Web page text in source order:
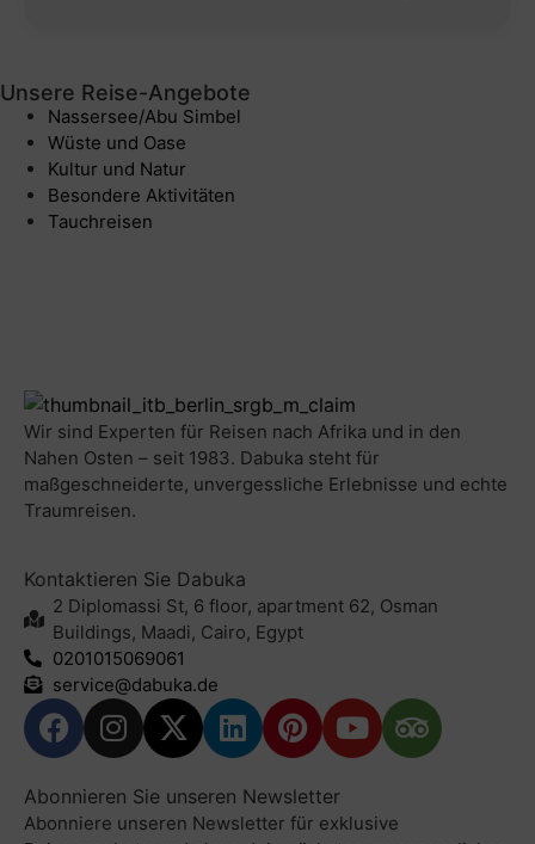
Unsere Reise-Angebote
Nassersee/Abu Simbel
Wüste und Oase
Kultur und Natur
Besondere Aktivitäten
Tauchreisen
Wir sind Experten für Reisen nach Afrika und in den
Nahen Osten – seit 1983. Dabuka steht für
maßgeschneiderte, unvergessliche Erlebnisse und echte
Traumreisen.
Kontaktieren Sie Dabuka
2 Diplomassi St, 6 floor, apartment 62, Osman
Buildings, Maadi, Cairo, Egypt
0201015069061
service@dabuka.de
Abonnieren Sie unseren Newsletter
Abonniere unseren Newsletter für exklusive